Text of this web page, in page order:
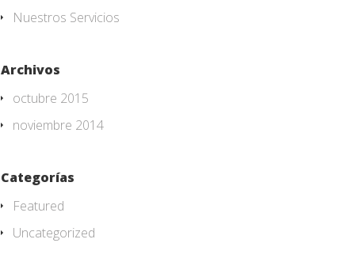
Nuestros Servicios
Archivos
octubre 2015
noviembre 2014
Categorías
Featured
Uncategorized